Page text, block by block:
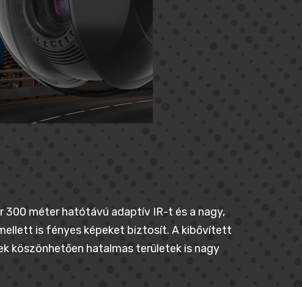
300 méter hatótávú adaptív IR-t és a nagy,
is fényes képeket biztosít. A kibővített
köszönhetően hatalmas területek is nagy